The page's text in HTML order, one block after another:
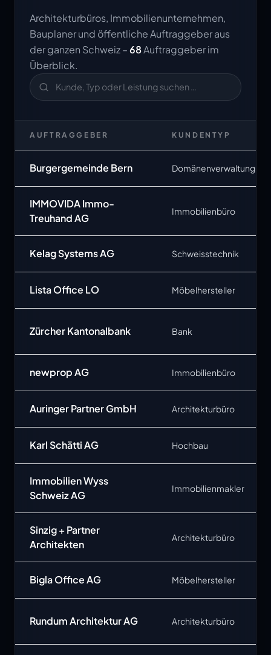
Architekturbüros, Immobilienunternehmen,
Bauplaner und öffentliche Auftraggeber aus
der ganzen Schweiz –68Auftraggeber im
Überblick.
AUFTRAGGEBER KUNDENTYP
Burgergemeinde Bern Domänenverwaltung
IMMOVIDA Immo-
Treuhand AG
Immobilienbüro
Kelag Systems AG Schweisstechnik
Lista Office LO Möbelhersteller
Zürcher Kantonalbank Bank
newprop AG Immobilienbüro
Auringer Partner GmbH Architekturbüro
Karl Schätti AG Hochbau
Immobilien Wyss
Schweiz AG
Immobilienmakler
Sinzig + Partner
Architekten
Architekturbüro
Bigla Office AG Möbelhersteller
Rundum Architektur AG Architekturbüro